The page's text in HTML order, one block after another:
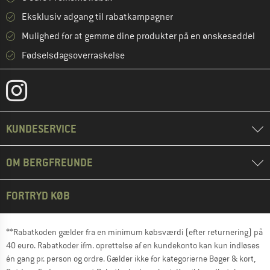
Eksklusiv adgang til rabatkampagner
Mulighed for at gemme dine produkter på en ønskeseddel
Fødselsdagsoverraskelse
KUNDESERVICE
OM BERGFREUNDE
FORTRYD KØB
**Rabatkoden gælder fra en minimum købsværdi (efter returnering) på
40 euro. Rabatkoder ifm. oprettelse af en kundekonto kan kun indløses
én gang pr. person og ordre. Gælder ikke for kategorierne Bøger & kort,